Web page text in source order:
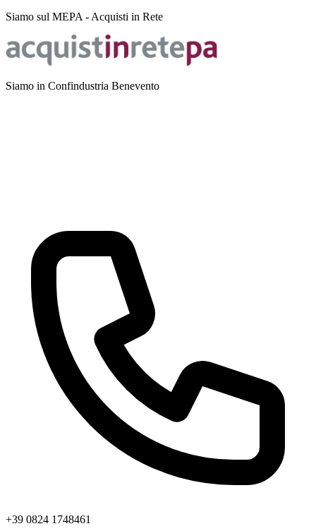
Siamo sul MEPA - Acquisti in Rete
Siamo in Confindustria Benevento
+39 0824 1748461